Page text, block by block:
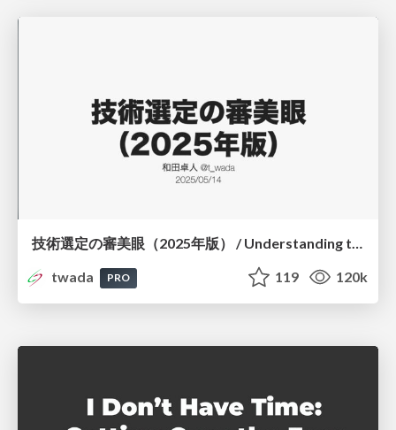
技術選定の審美眼（2025年版） / Understanding the Spiral of Technologies 2025 edition
twada
PRO 119 120k